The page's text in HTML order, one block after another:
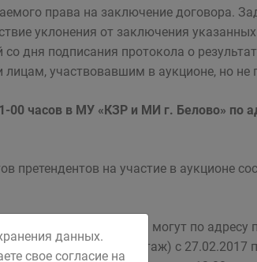
права на заключение договора.
уклонения от заключения
дня подписания протокола о
лицам, участвовавшим в аукционе, но
00 часов в МУ «КЗР и МИ г. Белово» по
претендентов на участие в аукционе
лица могут по адресу
д. 27, каб. 207 (2 этаж) с 27.02.2017
данных.
свое согласие на